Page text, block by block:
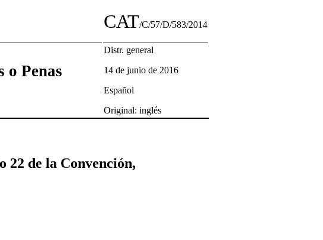
CAT/C/57/D/583/2014
Penas
Distr. general
14 de junio de 2016
Español
Original: inglés
22 de la Convención,